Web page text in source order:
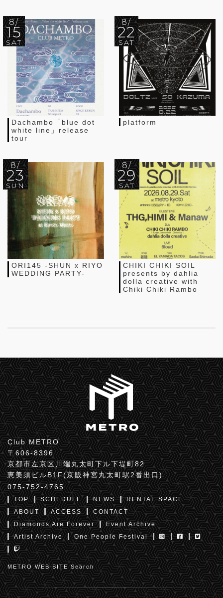
8/
15
SAT
Dachambo「blue dot
white line」release
tour
8/
22
SAT
platform
8/
23
SUN
ORI145 -SHUN x RIYO
WEDDING PARTY-
8/
29
SAT
CHIKI CHIKI SOIL
presents by dahlia
dolla creative with
Chiki Chiki Rambo
Club METRO
〒606-8396
京都市左京区川端丸太町下ル下堤町82
恵美須ビルB1F(京阪神宮丸太町駅2番出口)
075-752-4765
TOP SCHEDULE NEWS
RENTAL SPACE
ABOUT
ACCESS
CONTACT
Diamonds Are Forever
Event Archive
Artist Archive
One People Festival
METRO WEB SITE Search